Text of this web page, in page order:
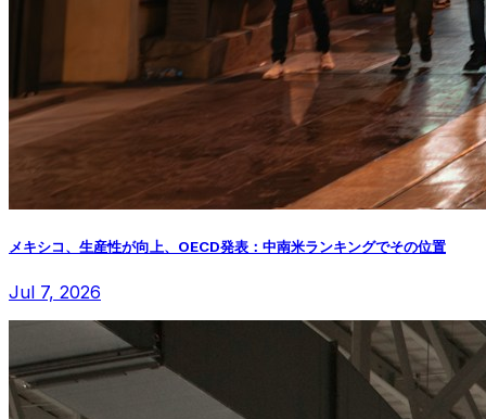
メキシコ、生産性が向上、OECD発表：中南米ランキングでその位置
Jul 7, 2026